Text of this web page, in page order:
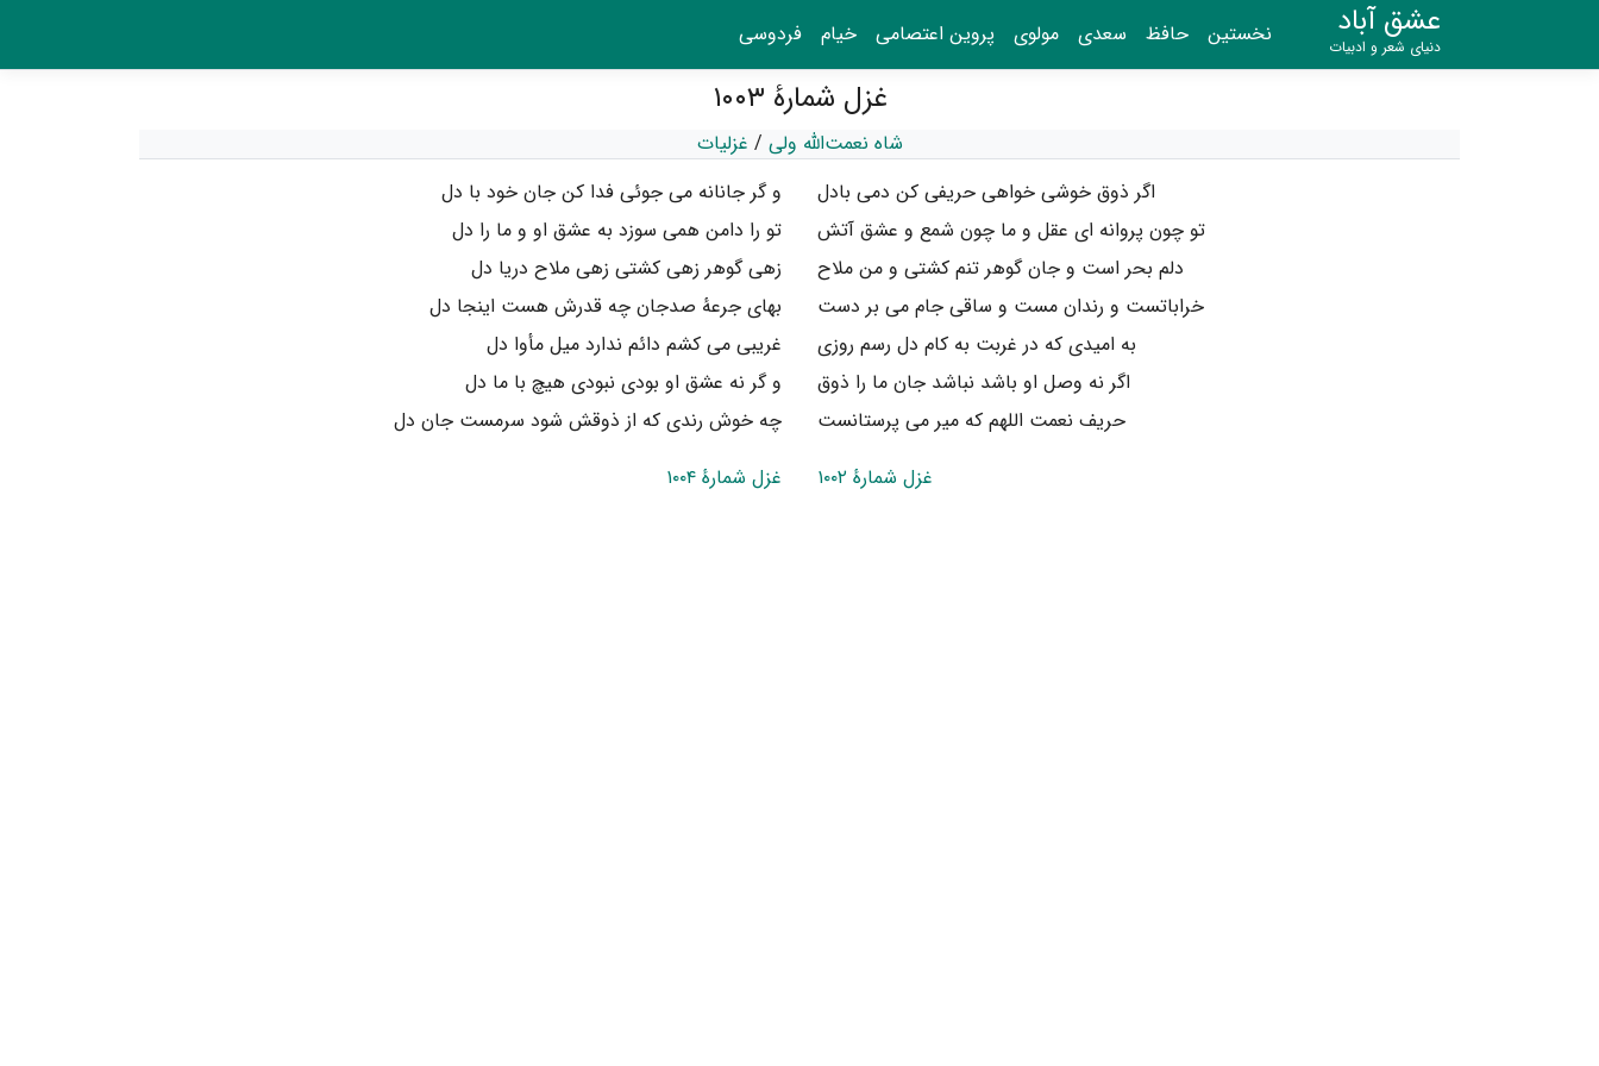
عشق آباد
دنیای شعر و ادبیات نخستین حافظ سعدی مولوی پروین اعتصامی خیام فردوسی
غزل شمارهٔ ۱۰۰۳
شاه نعمت‌الله ولی / غزلیات
اگر ذوق خوشی خواهی حریفی کن دمی بادل
و گر جانانه می جوئی فدا کن جان خود با دل
تو چون پروانه ای عقل و ما چون شمع و عشق آتش
تو را دامن همی سوزد به عشق او و ما را دل
دلم بحر است و جان گوهر تنم کشتی و من ملاح
زهی گوهر زهی کشتی زهی ملاح دریا دل
خراباتست و رندان مست و ساقی جام می بر دست
بهای جرعهٔ صدجان چه قدرش هست اینجا دل
به امیدی که در غربت به کام دل رسم روزی
غریبی می کشم دائم ندارد میل مأوا دل
اگر نه وصل او باشد نباشد جان ما را ذوق
و گر نه عشق او بودی نبودی هیچ با ما دل
حریف نعمت اللهم که میر می پرستانست
چه خوش رندی که از ذوقش شود سرمست جان دل
غزل شمارهٔ ۱۰۰۲
غزل شمارهٔ ۱۰۰۴